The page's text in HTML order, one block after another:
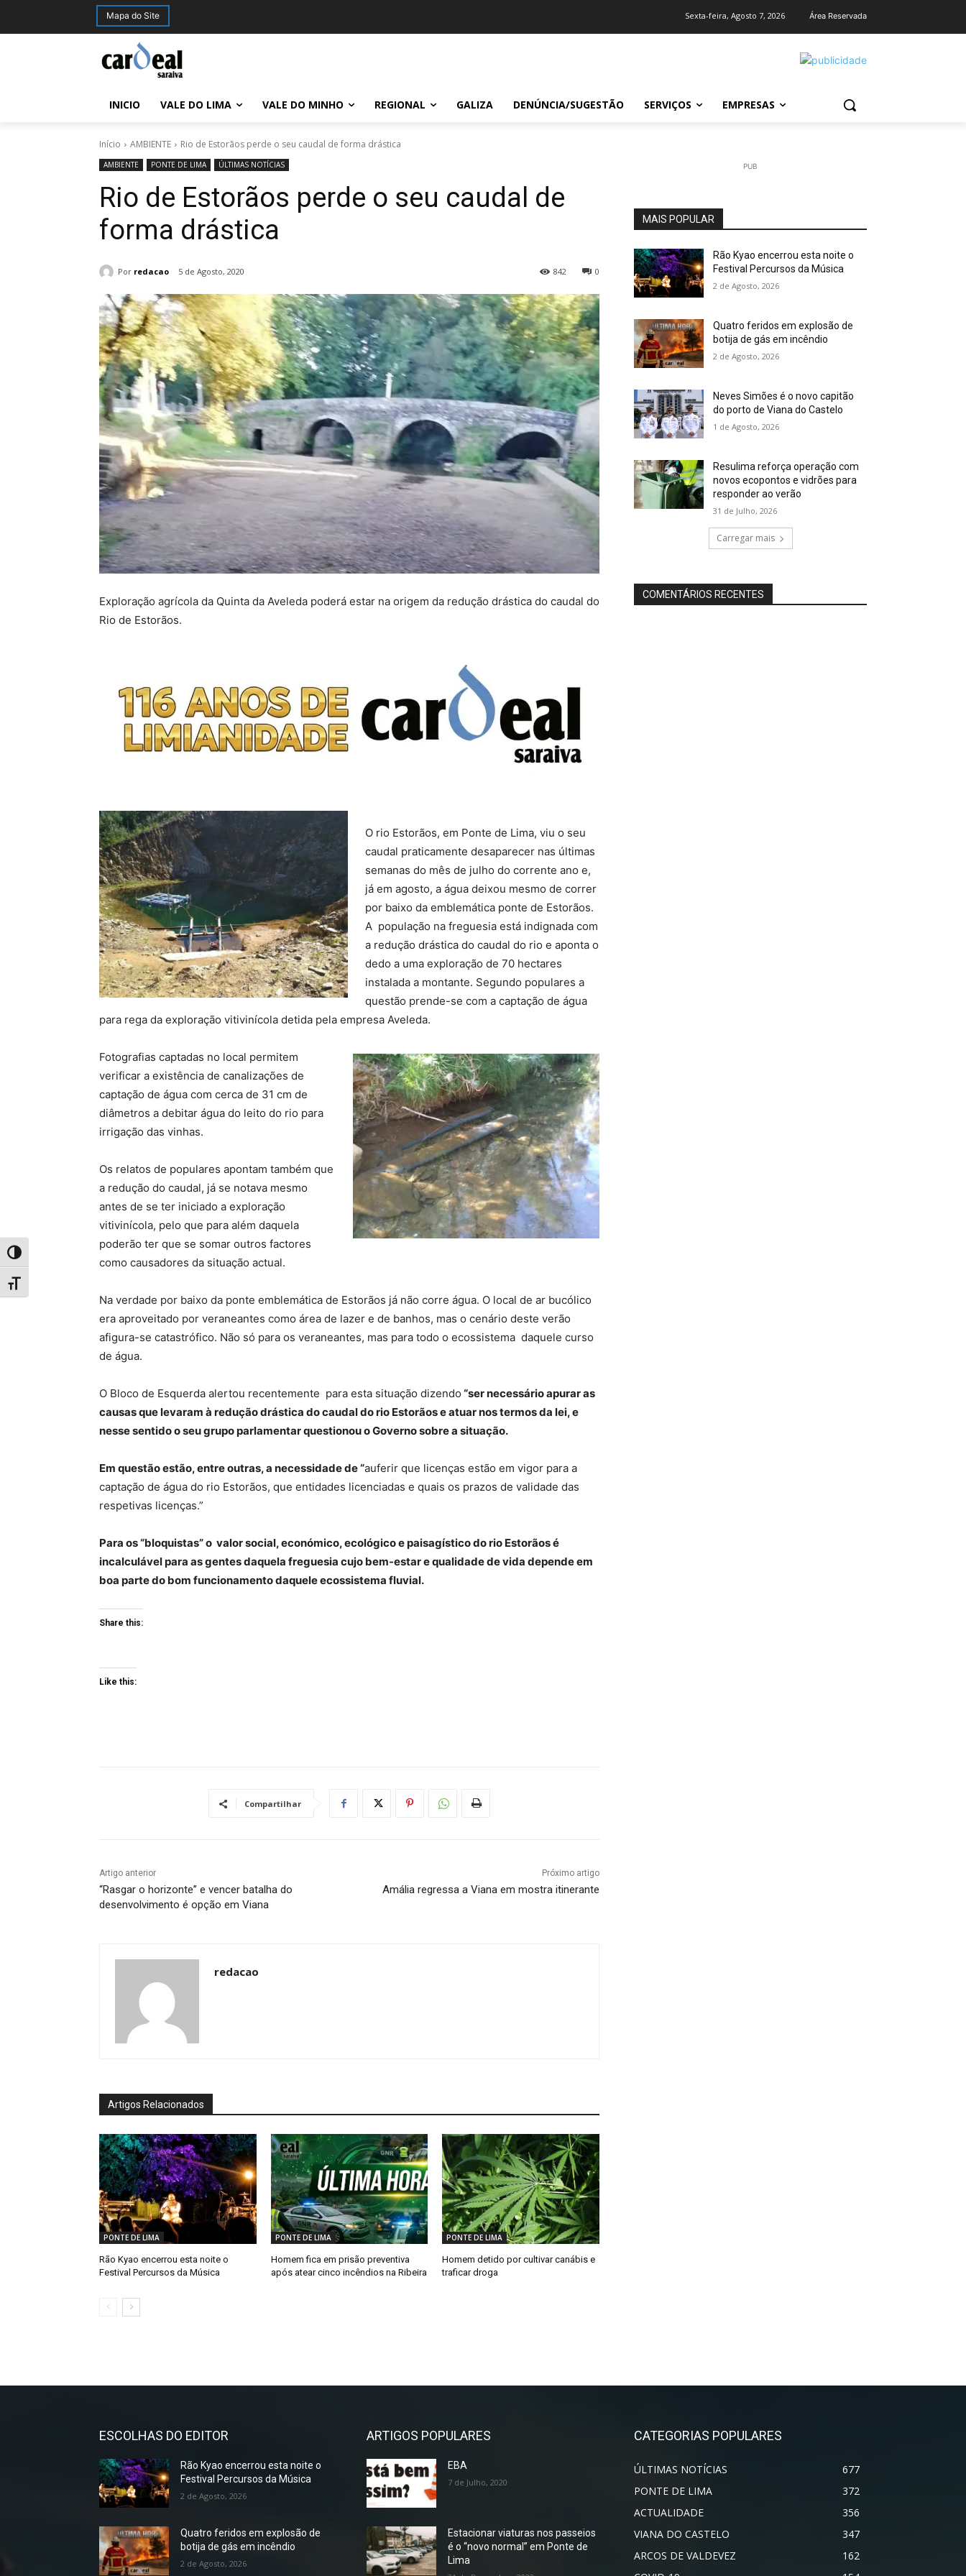
Toggle High Contrast
Toggle Font size
Mapa do Site Sexta-feira, Agosto 7, 2026 Área Reservada
INICIO VALE DO LIMA VALE DO MINHO REGIONAL GALIZA DENÚNCIA/SUGESTÃO SERVIÇOS EMPRESAS
Início AMBIENTE Rio de Estorãos perde o seu caudal de forma drástica
AMBIENTE PONTE DE LIMA ÚLTIMAS NOTÍCIAS
Rio de Estorãos perde o seu caudal de
forma drástica
Por redacao 5 de Agosto, 2020 0
842
Exploração agrícola da Quinta da Aveleda poderá estar na origem da redução drástica do caudal do
Rio de Estorãos.
O rio Estorãos, em Ponte de Lima, viu o seu
caudal praticamente desaparecer nas últimas
semanas do mês de julho do corrente ano e,
já em agosto, a água deixou mesmo de correr
por baixo da emblemática ponte de Estorãos.
A população na freguesia está indignada com
a redução drástica do caudal do rio e aponta o
dedo a uma exploração de 70 hectares
instalada a montante. Segundo populares a
questão prende-se com a captação de água
para rega da exploração vitivinícola detida pela empresa Aveleda.
Fotografias captadas no local permitem
verificar a existência de canalizações de
captação de água com cerca de 31 cm de
diâmetros a debitar água do leito do rio para
irrigação das vinhas.
Os relatos de populares apontam também que
a redução do caudal, já se notava mesmo
antes de se ter iniciado a exploração
vitivinícola, pelo que para além daquela
poderão ter que se somar outros factores
como causadores da situação actual.
Na verdade por baixo da ponte emblemática de Estorãos já não corre água. O local de ar bucólico
era aproveitado por veraneantes como área de lazer e de banhos, mas o cenário deste verão
afigura-se catastrófico. Não só para os veraneantes, mas para todo o ecossistema daquele curso
de água.
O Bloco de Esquerda alertou recentemente para esta situação dizendo “ser necessário apurar as
causas que levaram à redução drástica do caudal do rio Estorãos e atuar nos termos da lei, e
nesse sentido o seu grupo parlamentar questionou o Governo sobre a situação.
Em questão estão, entre outras, a necessidade de “auferir que licenças estão em vigor para a
captação de água do rio Estorãos, que entidades licenciadas e quais os prazos de validade das
respetivas licenças.”
Para os “bloquistas” o valor social, económico, ecológico e paisagístico do rio Estorãos é
incalculável para as gentes daquela freguesia cujo bem-estar e qualidade de vida depende em
boa parte do bom funcionamento daquele ecossistema fluvial.
Share this:
Like this:
Compartilhar
Artigo anterior
“Rasgar o horizonte” e vencer batalha do
desenvolvimento é opção em Viana
Próximo artigo
Amália regressa a Viana em mostra itinerante
redacao
Artigos Relacionados
PONTE DE LIMA
Rão Kyao encerrou esta noite o
Festival Percursos da Música
PONTE DE LIMA
Homem fica em prisão preventiva
após atear cinco incêndios na Ribeira
PONTE DE LIMA
Homem detido por cultivar canábis e
traficar droga
PUB
MAIS POPULAR
Rão Kyao encerrou esta noite o
Festival Percursos da Música
2 de Agosto, 2026
Quatro feridos em explosão de
botija de gás em incêndio
2 de Agosto, 2026
Neves Simões é o novo capitão
do porto de Viana do Castelo
1 de Agosto, 2026
Resulima reforça operação com
novos ecopontos e vidrões para
responder ao verão
31 de Julho, 2026
Carregar mais
COMENTÁRIOS RECENTES
ESCOLHAS DO EDITOR
Rão Kyao encerrou esta noite o
Festival Percursos da Música
2 de Agosto, 2026
Quatro feridos em explosão de
botija de gás em incêndio
2 de Agosto, 2026
ARTIGOS POPULARES
EBA
7 de Julho, 2020
Estacionar viaturas nos passeios
é o “novo normal” em Ponte de
Lima
CATEGORIAS POPULARES
ÚLTIMAS NOTÍCIAS
677
PONTE DE LIMA
372
ACTUALIDADE
356
VIANA DO CASTELO
347
ARCOS DE VALDEVEZ
162